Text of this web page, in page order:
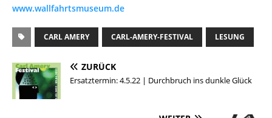
www.wallfahrtsmuseum.de
CARL AMERY CARL-AMERY-FESTIVAL LESUNG
ZURÜCK
Ersatztermin: 4.5.22 | Durchbruch ins dunkle Glück